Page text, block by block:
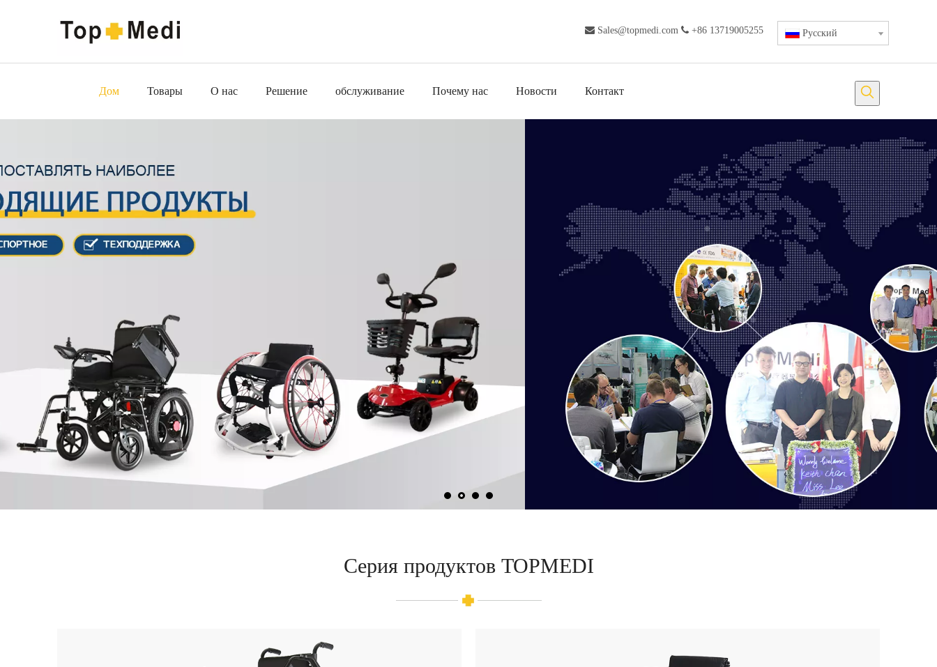
 Sales@topmedi.com +86 13719005255 Pусский
Дом Товары О нас Решение обслуживание Почему нас Новости Контакт
Серия продуктов TOPMEDI